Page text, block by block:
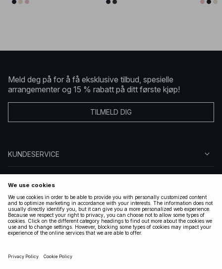
Meld deg på for å få eksklusive tilbud, spesielle
arrangementer og 15 % rabatt på ditt første kjøp!
TILMELD DIG
KUNDESERVICE
FØLG OSS
LOVLIG